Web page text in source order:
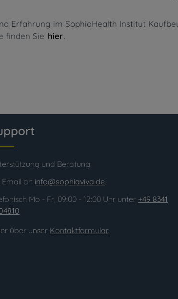
Erfahrung im SophiaHealth Institut
finden Sie hier.
und Beratung:
Email an info@sophiaviva.de
Mo - Fr, 09:00 - 12:00 Uhr unter +49 8341
über unser Kontaktformular.